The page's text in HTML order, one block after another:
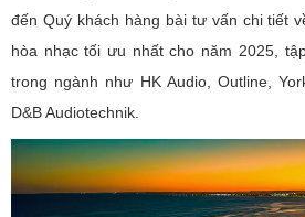
đến Quý khách hàng bài tư vấn chi tiết
hòa nhạc tối ưu nhất cho năm 2025,
trong ngành như HK Audio, Outline,
D&B Audiotechnik.